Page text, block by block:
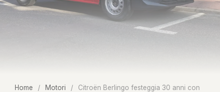
Home / Motori /
Citroën Berlingo festeggia 30 anni con